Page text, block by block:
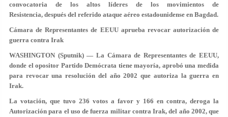
convocatoria de los altos líderes de los movimientos de
Resistencia, después del referido ataque aéreo estadounidense en Bagdad.
Cámara de Representantes de EEUU aprueba revocar autorización de
guerra contra Irak
WASHINGTON (Sputnik) — La Cámara de Representantes de EEUU,
donde el opositor Partido Demócrata tiene mayoría, aprobó una medida
para revocar una resolución del año 2002 que autoriza la guerra en
Irak.
La votación, que tuvo 236 votos a favor y 166 en contra, deroga la
Autorización para el uso de fuerza militar contra Irak, del año 2002, que